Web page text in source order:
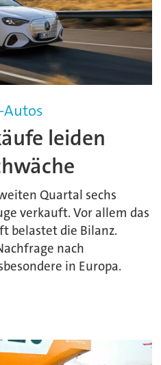
Autos
leiden
Quartal sechs
verkauft. Vor allem das
belastet die Bilanz.
nach
in Europa.